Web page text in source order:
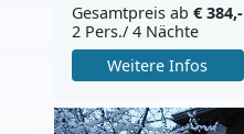
Gesamtpreis ab € 384,-
2 Pers./ 4 Nächte
Weitere Infos